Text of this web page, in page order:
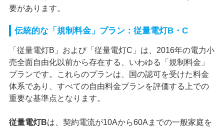
要があります。
伝統的な「規制料金」プラン：従量電灯B・C
「従量電灯B」および「従量電灯C」は、2016年の電力小
売全面自由化以前から存在する、いわゆる「規制料金」
プランです。これらのプランは、国の認可を受けた料金
体系であり、すべての自由料金プランを評価する上での
重要な基準点となります。
従量電灯Bは、契約電流が10Aから60Aまでの一般家庭を